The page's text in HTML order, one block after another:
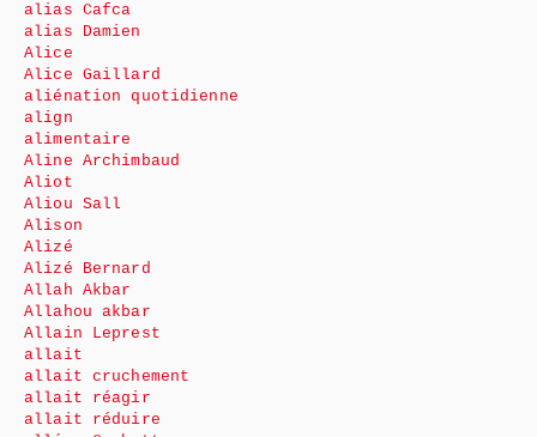
alias Cafca
alias Damien
Alice
Alice Gaillard
aliénation quotidienne
align
alimentaire
Aline Archimbaud
Aliot
Aliou Sall
Alison
Alizé
Alizé Bernard
Allah Akbar
Allahou akbar
Allain Leprest
allait
allait cruchement
allait réagir
allait réduire